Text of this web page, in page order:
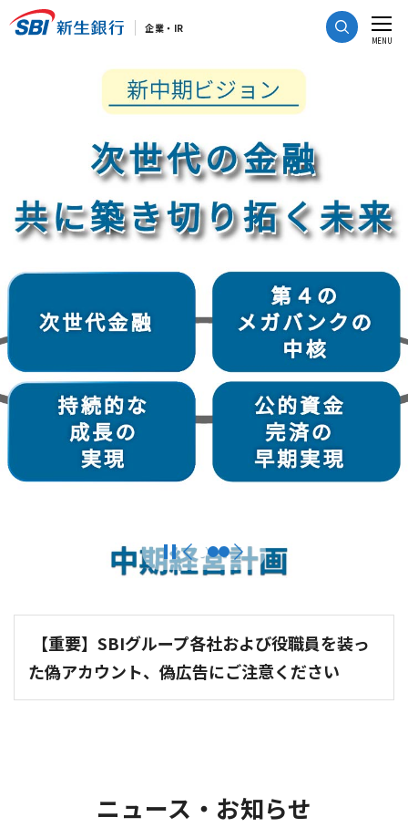
CLOSE
MENU
【重要】SBIグループ各社および役職員を装っ
た偽アカウント、偽広告にご注意ください
ニュース・お知らせ
企業・IR